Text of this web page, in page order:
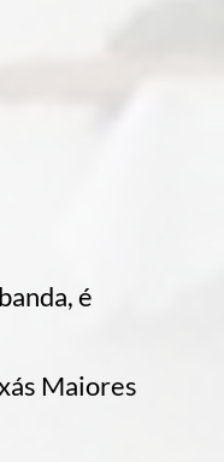
é
Maiores